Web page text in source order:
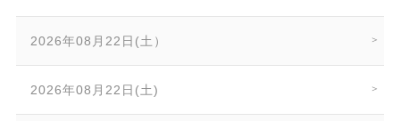
2026年08月22日(土）
2026年08月22日(土)